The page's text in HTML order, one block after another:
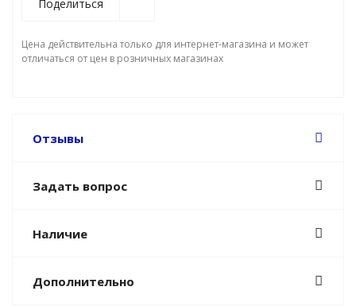
Поделиться
Цена действительна только для интернет-магазина и может
отличаться от цен в розничных магазинах
Отзывы
Задать вопрос
Наличие
Дополнительно